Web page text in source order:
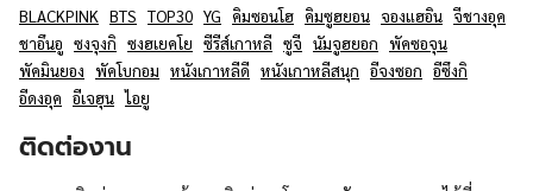
BLACKPINK BTS TOP30 YG คิมซอนโฮ คิมซูฮยอน จองแฮอิน จีชางอุค
ชาอึนอู ซงจุงกิ ซงฮเยคโย ซีรีส์เกาหลี ซูจี นัมจูฮยอก พัคซอจุน
พัคมินยอง พัคโบกอม หนังเกาหลีดี หนังเกาหลีสนุก อีจงซอก อีซึงกิ
อีดงอุค อีเจฮุน ไอยู
ติดต่องาน